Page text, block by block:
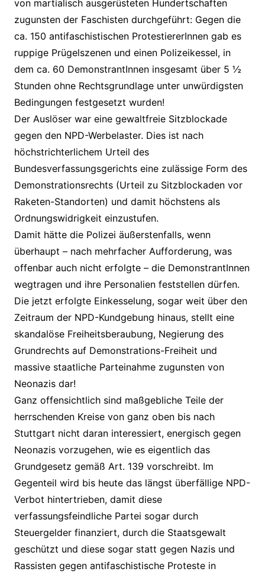
von martialisch ausgerüsteten Hundertschaften
zugunsten der Faschisten durchgeführt: Gegen die
ca. 150 antifaschistischen ProtestiererInnen gab es
ruppige Prügelszenen und einen Polizeikessel, in
dem ca. 60 DemonstrantInnen insgesamt über 5 ½
Stunden ohne Rechtsgrundlage unter unwürdigsten
Bedingungen festgesetzt wurden!
Der Auslöser war eine gewaltfreie Sitzblockade
gegen den NPD-Werbelaster. Dies ist nach
höchstrichterlichem Urteil des
Bundesverfassungsgerichts eine zulässige Form des
Demonstrationsrechts (Urteil zu Sitzblockaden vor
Raketen-Standorten) und damit höchstens als
Ordnungswidrigkeit einzustufen.
Damit hätte die Polizei äußerstenfalls, wenn
überhaupt – nach mehrfacher Aufforderung, was
offenbar auch nicht erfolgte – die DemonstrantInnen
wegtragen und ihre Personalien feststellen dürfen.
Die jetzt erfolgte Einkesselung, sogar weit über den
Zeitraum der NPD-Kundgebung hinaus, stellt eine
skandalöse Freiheitsberaubung, Negierung des
Grundrechts auf Demonstrations-Freiheit und
massive staatliche Parteinahme zugunsten von
Neonazis dar!
Ganz offensichtlich sind maßgebliche Teile der
herrschenden Kreise von ganz oben bis nach
Stuttgart nicht daran interessiert, energisch gegen
Neonazis vorzugehen, wie es eigentlich das
Grundgesetz gemäß Art. 139 vorschreibt. Im
Gegenteil wird bis heute das längst überfällige NPD-
Verbot hintertrieben, damit diese
verfassungsfeindliche Partei sogar durch
Steuergelder finanziert, durch die Staatsgewalt
geschützt und diese sogar statt gegen Nazis und
Rassisten gegen antifaschistische Proteste in